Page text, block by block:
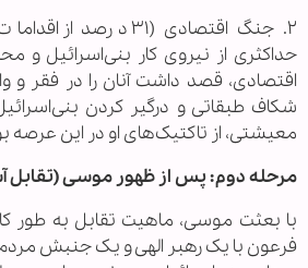
۲. جنگ اقتصادی (۳۱
حداکثری از نیروی کار بنی‌اسرائیل و
اقتصادی، قصد داشت آنان را در فقر و
شکاف طبقاتی و درگیر کردن
معیشتی، از تاکتیک‌های او در این عرصه
مرحله دوم: پس از ظهور موسی (تقابل
با بعثت موسی، ماهیت تقابل به طور
فرعون با یک رهبر الهی و یک جنبش